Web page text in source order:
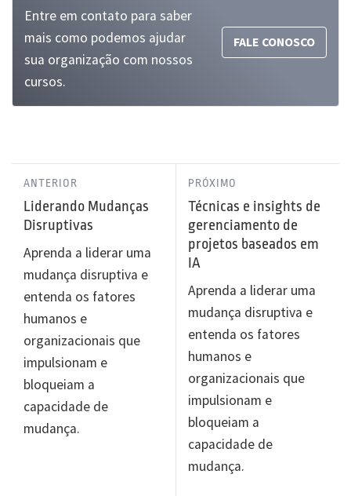
Entre em contato para saber
mais como podemos ajudar
sua organização com nossos
cursos.
FALE CONOSCO
ANTERIOR
Liderando Mudanças
Disruptivas
Aprenda a liderar uma
mudança disruptiva e
entenda os fatores
humanos e
organizacionais que
impulsionam e
bloqueiam a
capacidade de
mudança.
PRÓXIMO
Técnicas e insights de
gerenciamento de
projetos baseados em
IA
Aprenda a liderar uma
mudança disruptiva e
entenda os fatores
humanos e
organizacionais que
impulsionam e
bloqueiam a
capacidade de
mudança.